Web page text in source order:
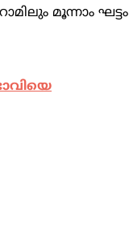
മൂന്നാം ഘട്ടം